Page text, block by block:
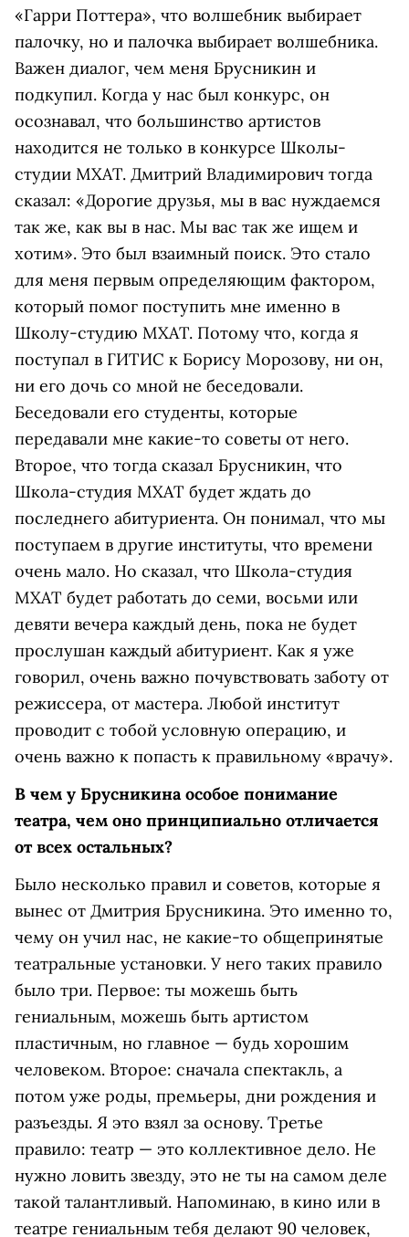
«Гарри Поттера», что волшебник выбирает
палочку, но и палочка выбирает волшебника.
Важен диалог, чем меня Брусникин и
подкупил. Когда у нас был конкурс, он
осознавал, что большинство артистов
находится не только в конкурсе Школы-
студии МХАТ. Дмитрий Владимирович тогда
сказал: «Дорогие друзья, мы в вас нуждаемся
так же, как вы в нас. Мы вас так же ищем и
хотим». Это был взаимный поиск. Это стало
для меня первым определяющим фактором,
который помог поступить мне именно в
Школу-студию МХАТ. Потому что, когда я
поступал в ГИТИС к Борису Морозову, ни он,
ни его дочь со мной не беседовали.
Беседовали его студенты, которые
передавали мне какие-то советы от него.
Второе, что тогда сказал Брусникин, что
Школа-студия МХАТ будет ждать до
последнего абитуриента. Он понимал, что мы
поступаем в другие институты, что времени
очень мало. Но сказал, что Школа-студия
МХАТ будет работать до семи, восьми или
девяти вечера каждый день, пока не будет
прослушан каждый абитуриент. Как я уже
говорил, очень важно почувствовать заботу от
режиссера, от мастера. Любой институт
проводит с тобой условную операцию, и
очень важно к попасть к правильному «врачу».
В чем у Брусникина особое понимание
театра, чем оно принципиально отличается
от всех остальных?
Было несколько правил и советов, которые я
вынес от Дмитрия Брусникина. Это именно то,
чему он учил нас, не какие-то общепринятые
театральные установки. У него таких правило
было три. Первое: ты можешь быть
гениальным, можешь быть артистом
пластичным, но главное — будь хорошим
человеком. Второе: сначала спектакль, а
потом уже роды, премьеры, дни рождения и
разъезды. Я это взял за основу. Третье
правило: театр — это коллективное дело. Не
нужно ловить звезду, это не ты на самом деле
такой талантливый. Напоминаю, в кино или в
театре гениальным тебя делают 90 человек,